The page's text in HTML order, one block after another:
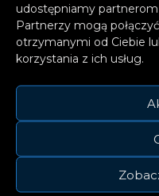
udostępniamy
Partnerzy mogą
otrzymanymi od Ciebie
korzystania z ich usług.